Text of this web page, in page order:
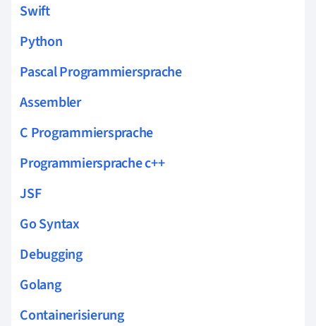
Swift
Python
Pascal Programmiersprache
Assembler
C Programmiersprache
Programmiersprache c++
JSF
Go Syntax
Debugging
Golang
Containerisierung